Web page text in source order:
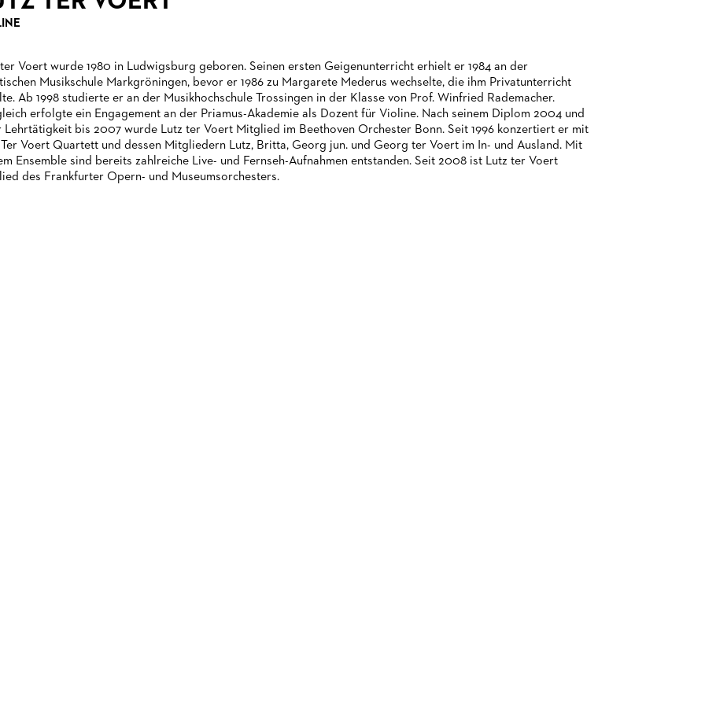
Voert wurde 1980 in Ludwigsburg geboren. Seinen ersten Geigenunterricht erhielt er 1984 an der
Musikschule Markgröningen, bevor er 1986 zu Margarete Mederus wechselte, die ihm Privatunterricht
Ab 1998 studierte er an der Musikhochschule Trossingen in der Klasse von Prof. Winfried Rademacher.
erfolgte ein Engagement an der Priamus-Akademie als Dozent für Violine. Nach seinem Diplom 2004 und
Lehrtätigkeit bis 2007 wurde Lutz ter Voert Mitglied im Beethoven Orchester Bonn. Seit 1996 konzertiert er mit
Voert Quartett und dessen Mitgliedern Lutz, Britta, Georg jun. und Georg ter Voert im In- und Ausland. Mit
Ensemble sind bereits zahlreiche Live- und Fernseh-Aufnahmen entstanden. Seit 2008 ist Lutz ter Voert
des Frankfurter Opern- und Museumsorchesters.